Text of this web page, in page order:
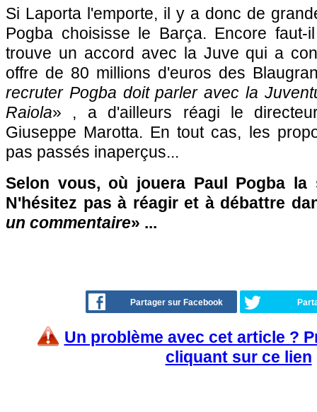
Si Laporta l'emporte, il y a donc de
Pogba choisisse le Barça. Encore
trouve un accord avec la Juve qui a
offre de 80 millions d'euros des
recruter Pogba doit parler avec la
Raiola» , a d'ailleurs réagi le
Giuseppe Marotta. En tout cas, les
pas passés inaperçus...
Selon vous, où jouera Paul Pogba la
N'hésitez pas à réagir et à débattre
un commentaire» ...
Partager sur Facebook
Un problème avec cet article ?
cliquant sur ce lien